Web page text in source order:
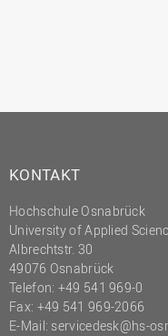
KONTAKT
Hochschule Osnabrück
University of Applied
Albrechtstr. 30
49076 Osnabrück
Telefon: +49 541 969-0
Fax: +49 541 969-2066
E-Mail: servicedesk@hs-